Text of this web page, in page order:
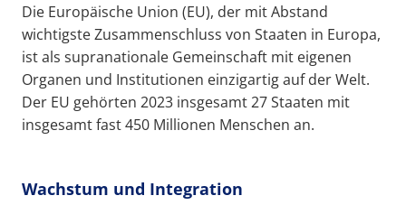
Die Europäische Union (EU), der mit Abstand
wichtigste Zusammenschluss von Staaten in Europa,
ist als supranationale Gemeinschaft mit eigenen
Organen und Institutionen einzigartig auf der Welt.
Der EU gehörten 2023 insgesamt 27 Staaten mit
insgesamt fast 450 Millionen Menschen an.
Wachstum und Integration